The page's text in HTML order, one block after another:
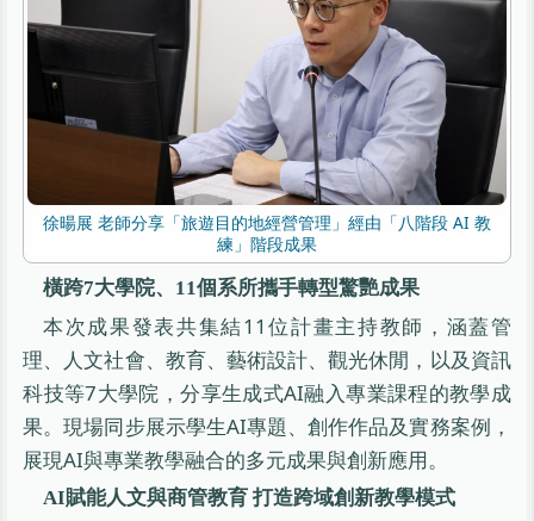
徐暘展 老師分享「旅遊目的地經營管理」經由「八階段 AI 教
練」階段成果
橫跨7大學院、11個系所攜手轉型驚艷成果
本次成果發表共集結11位計畫主持教師，涵蓋管
理、人文社會、教育、藝術設計、觀光休閒，以及資訊
科技等7大學院，分享生成式AI融入專業課程的教學成
果。現場同步展示學生AI專題、創作作品及實務案例，
展現AI與專業教學融合的多元成果與創新應用。
AI賦能人文與商管教育 打造跨域創新教學模式